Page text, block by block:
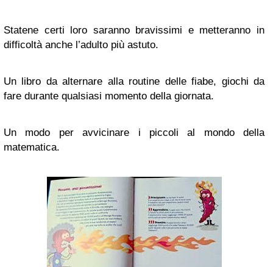
Statene certi loro saranno bravissimi e metteranno in
difficoltà anche l’adulto più astuto.
Un libro da alternare alla routine delle fiabe, giochi da
fare durante qualsiasi momento della giornata.
Un modo per avvicinare i piccoli al mondo della
matematica.